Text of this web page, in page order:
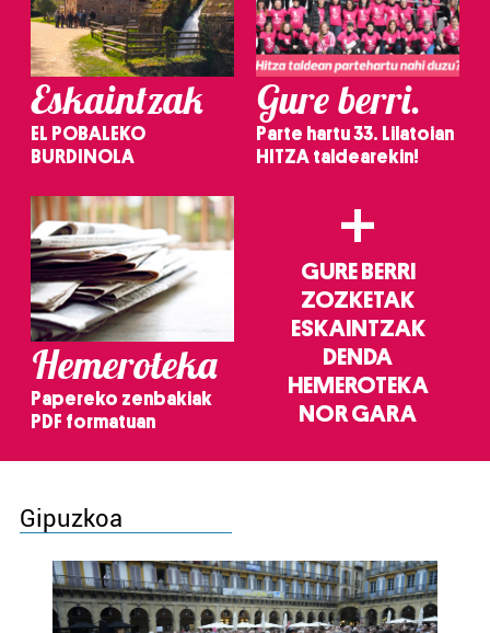
Eskaintzak
EL POBALEKO
BURDINOLA
Gure berri.
Parte hartu 33. Lilatoian
HITZA taldearekin!
Hemeroteka
Papereko zenbakiak
PDF formatuan
+
GURE BERRI
ZOZKETAK
ESKAINTZAK
DENDA
HEMEROTEKA
NOR GARA
Gipuzkoa